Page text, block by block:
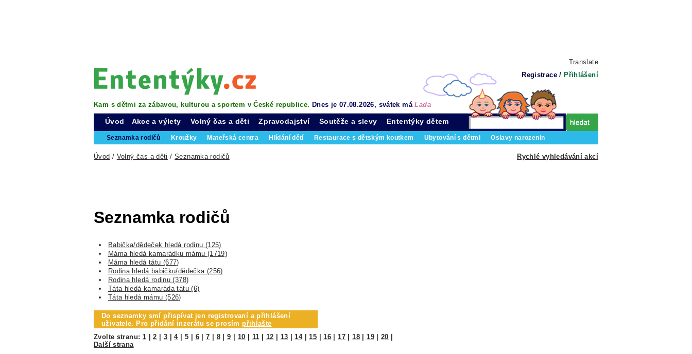
Translate
Registrace / Přihlášení
Kam s dětmi za zábavou, kulturou a sportem v České republice. Dnes je 07.08.2026, svátek máLada
Úvod Akce a výlety Volný čas a děti
Seznamka rodičů Kroužky Mateřská centra Hlídání dětí Restaurace s dětským koutkem Ubytování s dětmi Oslavy narozenin
Zpravodajství Soutěže a slevy Ententýky dětem
Rychlé vyhledávání akcí
Úvod / Volný čas a děti /Seznamka rodičů
Seznamka rodičů
Babička/dědeček hledá rodinu (125)
Máma hledá kamarádku mámu (1719)
Máma hledá tátu (677)
Rodina hledá babičku/dědečka (256)
Rodina hledá rodinu (378)
Táta hledá kamaráda tátu (6)
Táta hledá mámu (526)
Do seznamky smí přispívat jen registrovaní a přihlášení
uživatele. Pro přidání inzerátu se prosímpřihlašte
Zvolte stranu: 1 |2 3 |4| 5 6|7 8|9 10 11 12 13 |14|15 |16 |17 |18|19|20
Další strana